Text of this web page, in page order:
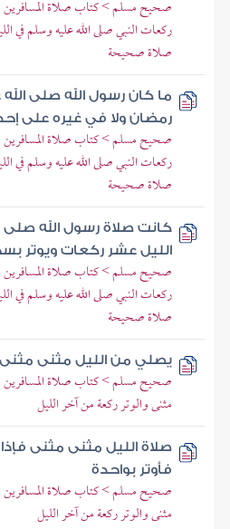
صحيح مسلم > كتاب صلاة
ركعات النبي صلى الله عليه وسلم في
صلاة صحيحة
ما كان رسول الله صلى
رمضان ولا في غيره على
صحيح مسلم > كتاب صلاة
ركعات النبي صلى الله عليه وسلم في
صلاة صحيحة
كانت صلاة رسول الله
الليل عشر ركعات ويوتر
صحيح مسلم > كتاب صلاة
ركعات النبي صلى الله عليه وسلم في
صلاة صحيحة
يصلي من الليل مثنى مثنى
صحيح مسلم > كتاب صلاة
مثنى والوتر ركعة من آخر الليل
صلاة الليل مثنى مثنى
فأوتر بواحدة
صحيح مسلم > كتاب صلاة
مثنى والوتر ركعة من آخر الليل